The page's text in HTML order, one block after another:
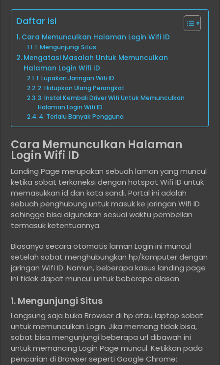
Daftar isi
Cara Memunculkan Halaman Login Wifi ID
1. Mengunjungi Situs
Mengatasi Masalah Untuk Memunculkan
Halaman Login Wifi ID
1. Lupakan Jaringan Wifi ID
2. Hidupkan Ulang Perangkat
3. Instal Kembali Driver Wifi Untuk Memunculkan
Halaman Login Wifi ID
4. Terlalu Banyak Pengguna
Cara Memunculkan Halaman
Login Wifi ID
Landing Page merupakan sebuah laman yang muncul
ketika sobat terkoneksi dengan hotspot Wifi ID untuk
memasukkan id dan kata sandi. Portal ini adalah
sebuah penghubung untuk masuk ke jaringan Wifi ID
sehingga bisa digunakan sesuai waktu pembelian
termasuk ketentuannya.
Biasanya secara otomatis laman Login ini muncul
setelah sobat menghubungkan hp/komputer dengan
jaringan Wifi ID. Namun, beberapa kasus landing page
ini tidak dapat muncul untuk beberapa alasan.
1. Mengunjungi Situs
Langsung saja buka Browser di hp atau laptop sobat
untuk memunculkan Login. Jika memang tidak bisa,
sobat bisa mengunjungi beberapa url dibawah ini
untuk memancing Login Page muncul. Ketikkan pada
pencarian di Browser seperti Google Chrome: